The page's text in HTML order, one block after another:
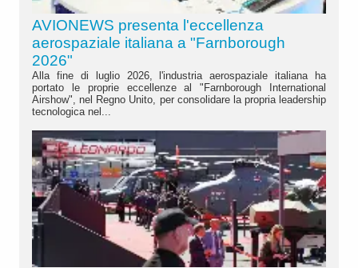
AVIONEWS presenta l'eccellenza
aerospaziale italiana a "Farnborough
2026"
Alla fine di luglio 2026, l'industria aerospaziale italiana ha
portato le proprie eccellenze al "Farnborough International
Airshow", nel Regno Unito, per consolidare la propria leadership
tecnologica nel...